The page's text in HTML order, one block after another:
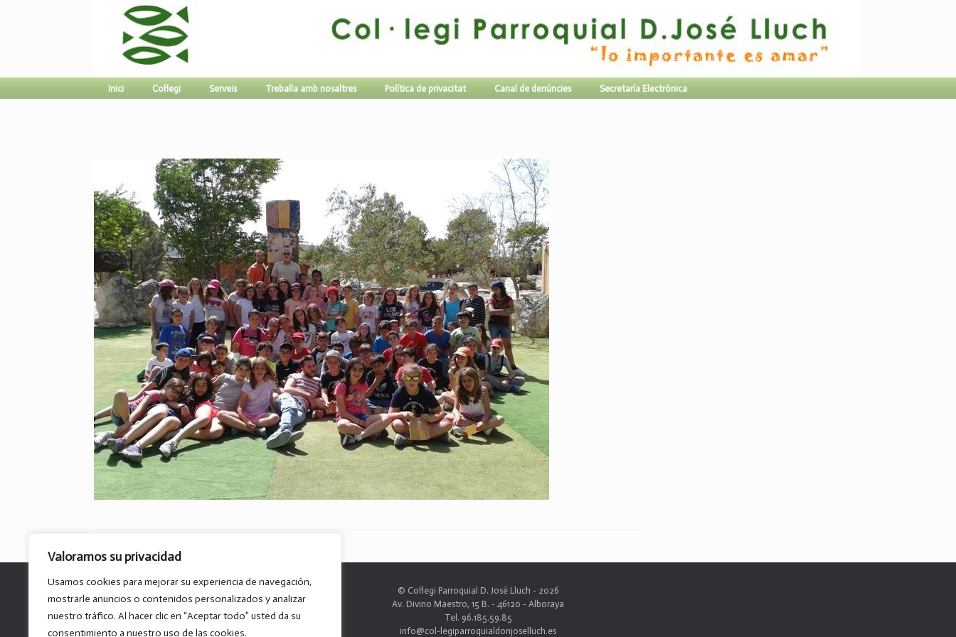
Valoramos su privacidad
Usamos cookies para mejorar su experiencia de navegación,
mostrarle anuncios o contenidos personalizados y analizar
nuestro tráfico. Al hacer clic en “Aceptar todo” usted da su
consentimiento a nuestro uso de las cookies.
Inici Col·legi Serveis Treballa amb nosaltres Política de privacitat Canal de denúncies Secretaría Electrónica
© Col·legi Parroquial D. José Lluch - 2026
Av. Divino Maestro, 15 B. - 46120 - Alboraya
Tel. 96.185.59.85
info@col-legiparroquialdonjoselluch.es